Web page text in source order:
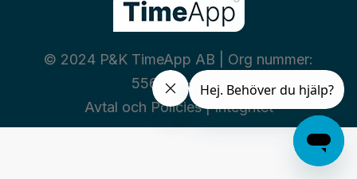
© 2024 P&K TimeApp AB | Org nummer:
556460-3669
Avtal och Policies|Integritet